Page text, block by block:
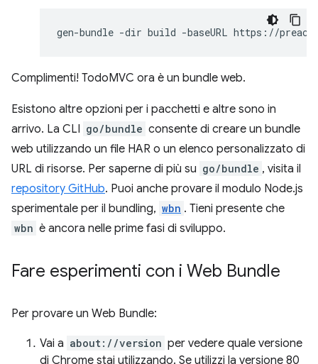
gen-bundle -dir build -baseURL https://preact-
Complimenti! TodoMVC ora è un bundle web.
Esistono altre opzioni per i pacchetti e altre sono in
arrivo. La CLI go/bundle consente di creare un bundle
web utilizzando un file HAR o un elenco personalizzato di
URL di risorse. Per saperne di più su go/bundle , visita il
repository GitHub. Puoi anche provare il modulo Node.js
sperimentale per il bundling, wbn . Tieni presente che
wbn è ancora nelle prime fasi di sviluppo.
Fare esperimenti con i Web Bundle
Per provare un Web Bundle:
Vai a about://version per vedere quale versione
di Chrome stai utilizzando. Se utilizzi la versione 80